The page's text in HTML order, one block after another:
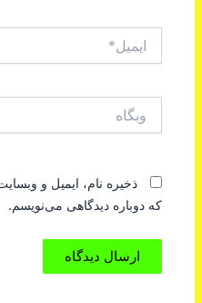
ذخیره نام، ایمیل و
که دوباره دیدگاهی می‌نویسم.